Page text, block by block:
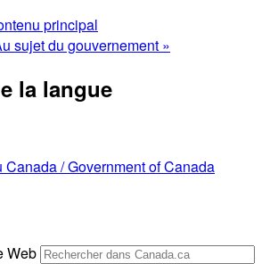
principal
sujet du gouvernement »
la langue
Canada /Government of Canada
Web